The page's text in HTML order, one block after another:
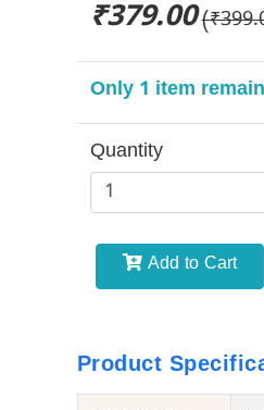
₹379.00
Only 1 item
Quantity
Add to Cart
Product